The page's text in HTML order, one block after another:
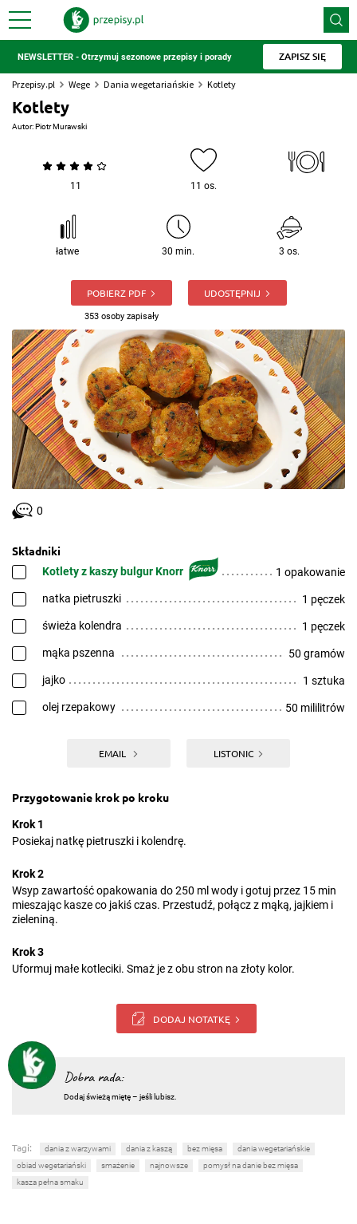
NEWSLETTER - Otrzymuj sezonowe przepisy i porady ZAPISZ SIĘ
Przepisy.pl Wege Dania wegetariańskie Kotlety
Kotlety
Autor:Piotr Murawski
11 11 os.
łatwe 30 min. 3 os.
POBIERZ PDF
353 osoby zapisały
UDOSTĘPNIJ
0
Składniki
Kotlety z kaszy bulgur Knorr 1 opakowanie
natka pietruszki 1 pęczek
świeża kolendra 1 pęczek
mąka pszenna 50 gramów
jajko 1 sztuka
olej rzepakowy 50 mililitrów
EMAIL LISTONIC
Przygotowanie krok po kroku
Krok 1
Posiekaj natkę pietruszki i kolendrę.
Krok 2
Wsyp zawartość opakowania do 250 ml wody i gotuj przez 15 min
mieszając kasze co jakiś czas. Przestudź, połącz z mąką, jajkiem i
zieleniną.
Krok 3
Uformuj małe kotleciki. Smaż je z obu stron na złoty kolor.
DODAJ NOTATKĘ
Dobra rada:
Dodaj świeżą miętę – jeśli lubisz.
Tagi: dania z warzywami dania z kaszą bez mięsa
dania wegetariańskie
obiad wegetariański
smażenie najnowsze
pomysł na danie bez mięsa
kasza pełna smaku